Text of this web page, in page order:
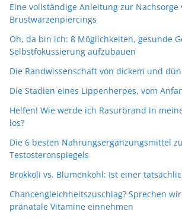
Eine vollständige Anleitung zur Nachsorge
Brustwarzenpiercings
Oh, da bin ich: 8 Möglichkeiten, gesunde
Selbstfokussierung aufzubauen
Die Randwissenschaft von dickem und
Die Stadien eines Lippenherpes, vom
Helfen! Wie werde ich Rasurbrand in
los?
Die 6 besten Nahrungsergänzungsmittel
Testosteronspiegels
Brokkoli vs. Blumenkohl: Ist einer
Chancengleichheitszuschlag? Sprechen
pränatale Vitamine einnehmen